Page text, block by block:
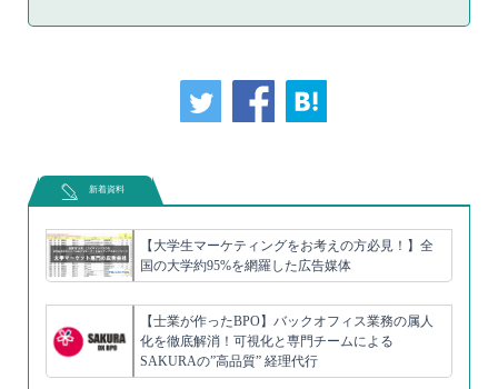
新着資料
【大学生マーケティングをお考えの方必見！】全
国の大学約95%を網羅した広告媒体
【士業が作ったBPO】バックオフィス業務の属人
化を徹底解消！可視化と専門チームによる
SAKURAの”高品質” 経理代行